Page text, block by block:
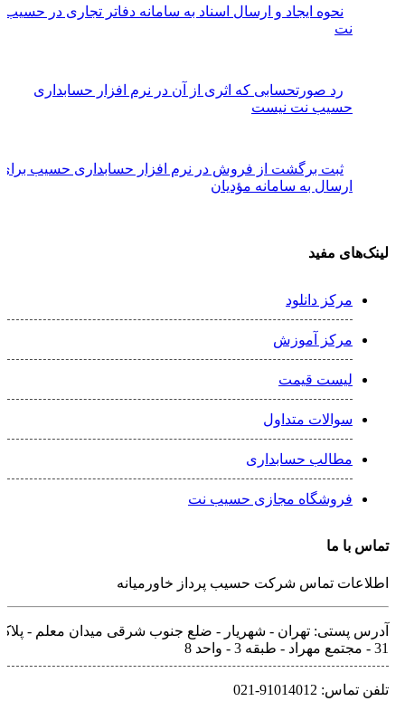
نحوه ایجاد و ارسال اسناد به سامانه دفاتر تجاری در حسیب
نت
رد صورتحسابی که اثری از آن در نرم افزار حسابداری
حسیب نت نیست
ثبت برگشت از فروش در نرم افزار حسابداری حسیب برای
ارسال به سامانه مؤدیان
لینک‌های مفید
مرکز دانلود
مرکز آموزش
لیست قیمت
سوالات متداول
مطالب حسابداری
فروشگاه مجازی حسیب نت
تماس با ما
اطلاعات تماس شرکت حسیب پرداز خاورمیانه
آدرس پستی: تهران - شهريار - ضلع جنوب شرقی میدان معلم -
31 - مجتمع مهراد - طبقه 3 - واحد 8
تلفن‌ تماس: 91014012-021